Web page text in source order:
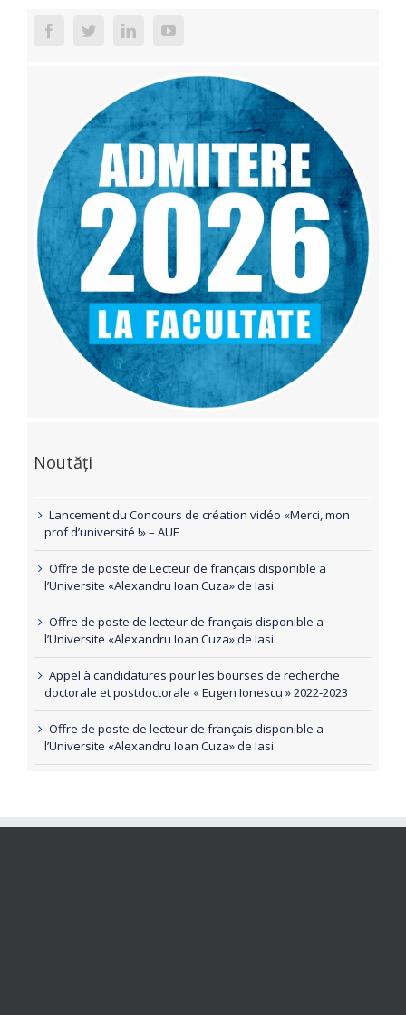
Noutăți
Lancement du Concours de création vidéo «Merci, mon
prof d’université !» – AUF
Offre de poste de Lecteur de français disponible a
l’Universite «Alexandru Ioan Cuza» de Iasi
Offre de poste de lecteur de français disponible a
l’Universite «Alexandru Ioan Cuza» de Iasi
Appel à candidatures pour les bourses de recherche
doctorale et postdoctorale « Eugen Ionescu » 2022-2023
Offre de poste de lecteur de français disponible a
l’Universite «Alexandru Ioan Cuza» de Iasi